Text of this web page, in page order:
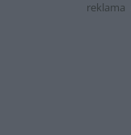
reklama